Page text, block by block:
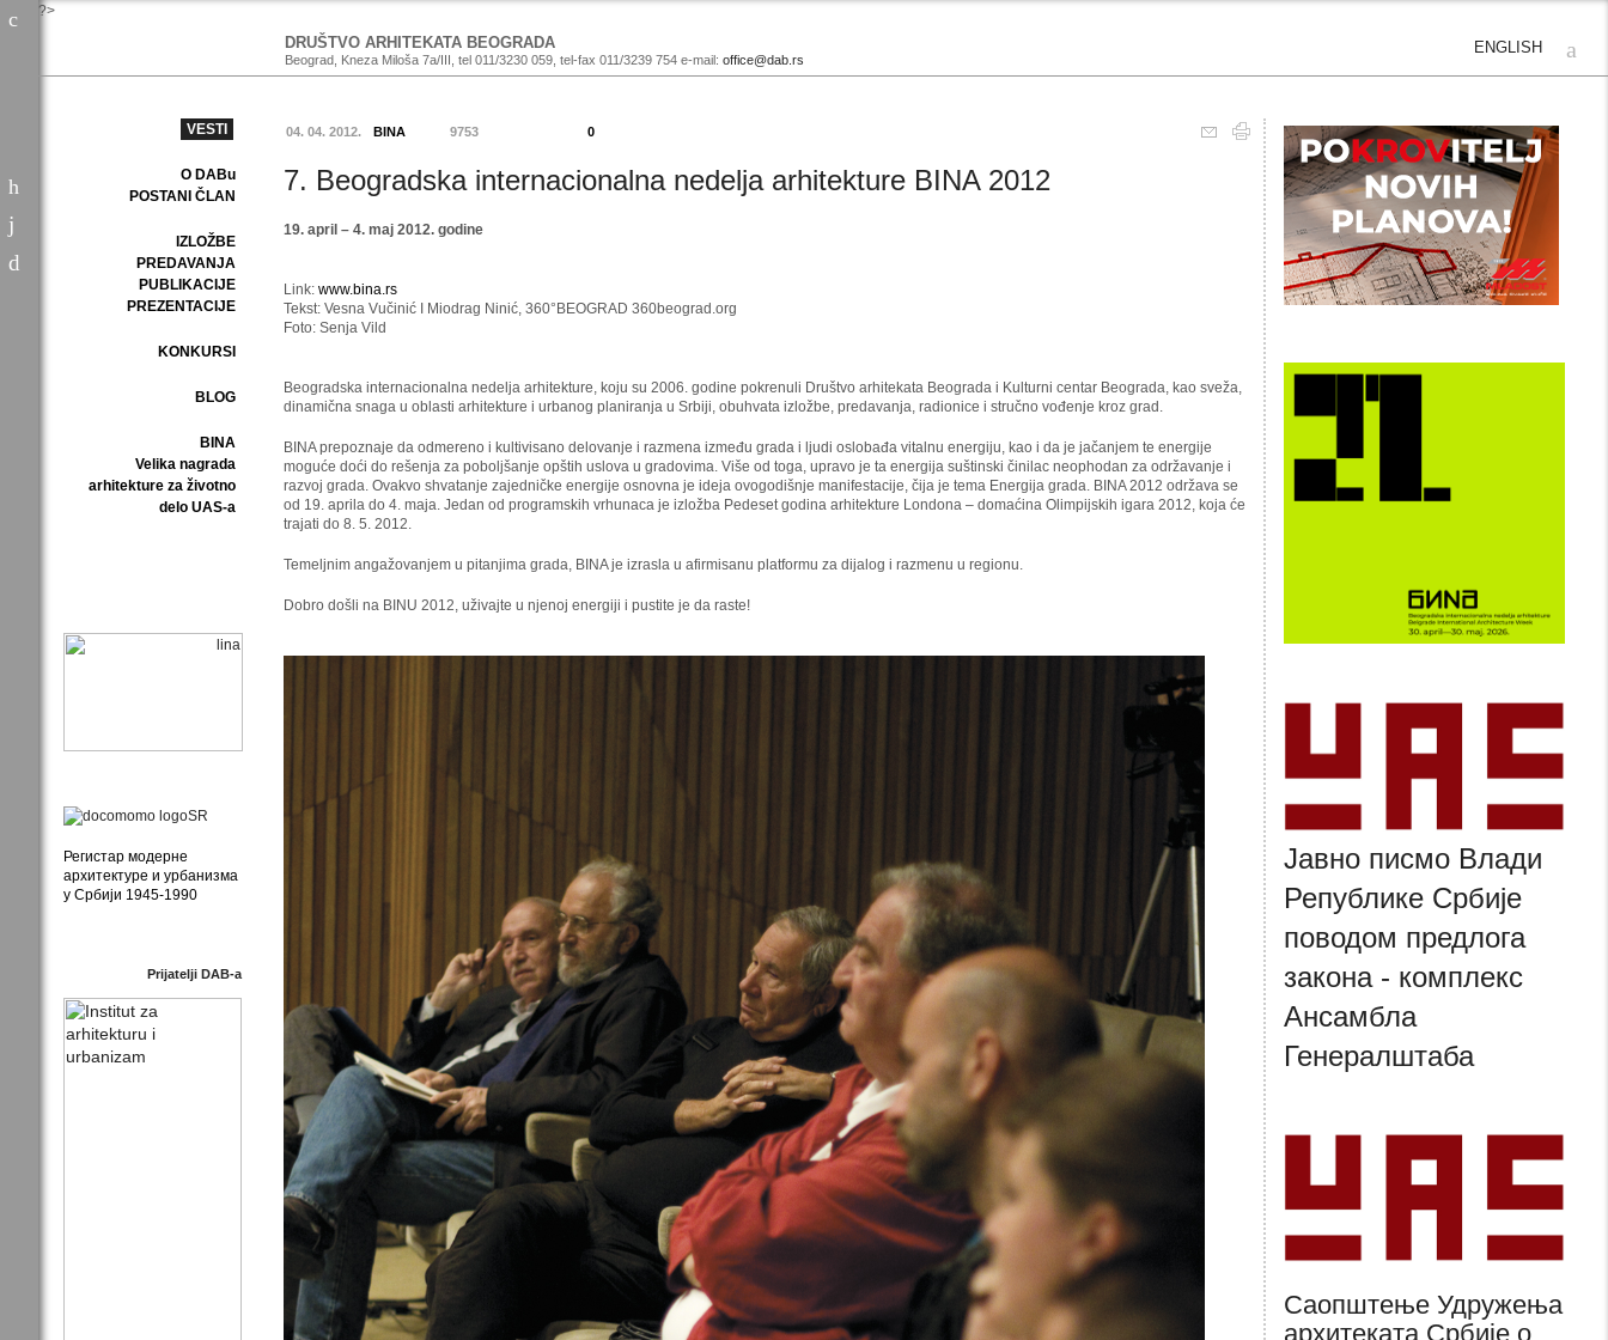
?>
DRUŠTVO ARHITEKATA BEOGRADA
Beograd, Kneza Miloša 7a/III, tel 011/3230 059, tel-fax 011/3239 754 e-mail: office@dab.rs
ENGLISH
04. 04. 2012. BINA 9753 0
7. Beogradska internacionalna nedelja arhitekture BINA 2012
19. april – 4. maj 2012. godine
Link: www.bina.rs
Tekst: Vesna Vučinić I Miodrag Ninić, 360°BEOGRAD 360beograd.org
Foto: Senja Vild
Beogradska internacionalna nedelja arhitekture, koju su 2006. godine pokrenuli Društvo arhitekata Beograda i Kulturni centar Beograda, kao sveža,
dinamična snaga u oblasti arhitekture i urbanog planiranja u Srbiji, obuhvata izložbe, predavanja, radionice i stručno vođenje kroz grad.
BINA prepoznaje da odmereno i kultivisano delovanje i razmena između grada i ljudi oslobađa vitalnu energiju, kao i da je jačanjem te energije
moguće doći do rešenja za poboljšanje opštih uslova u gradovima. Više od toga, upravo je ta energija suštinski činilac neophodan za održavanje i
razvoj grada. Ovakvo shvatanje zajedničke energije osnovna je ideja ovogodišnje manifestacije, čija je tema Energija grada. BINA 2012 održava se
od 19. aprila do 4. maja. Jedan od programskih vrhunaca je izložba Pedeset godina arhitekture Londona – domaćina Olimpijskih igara 2012, koja će
trajati do 8. 5. 2012.
Temeljnim angažovanjem u pitanjima grada, BINA je izrasla u afirmisanu platformu za dijalog i razmenu u regionu.
Dobro došli na BINU 2012, uživajte u njenoj energiji i pustite je da raste!
Јавно писмо Влади
Републике Србије
поводом предлога
закона - комплекс
Ансамбла
Генералштаба
Саопштење Удружења
архитеката Србије о
VESTI
O DABu
POSTANI ČLAN
IZLOŽBE
PREDAVANJA
PUBLIKACIJE
PREZENTACIJE
KONKURSI
BLOG
BINA
Velika nagrada
arhitekture za životno
delo UAS-a
Регистар модерне
архитектуре и урбанизма
у Србији 1945-1990
Prijatelji DAB-a